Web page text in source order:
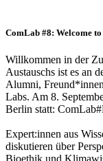
ComLab #8: Welcome
Willkommen in der
Austauschs ist es an
Alumni,
Labs. Am 8.
Berlin statt:
Expert:innen aus
diskutieren über
Bioethik und